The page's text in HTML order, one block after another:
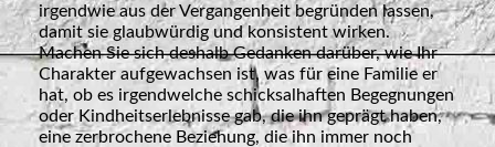
irgendwie aus der Vergangenheit begründen lassen,
damit sie glaubwürdig und konsistent wirken.
Machen Sie sich deshalb Gedanken darüber, wie Ihr
Charakter aufgewachsen ist, was für eine Familie er
hat, ob es irgendwelche schicksalhaften Begegnungen
oder Kindheitserlebnisse gab, die ihn geprägt haben,
eine zerbrochene Beziehung, die ihn immer noch